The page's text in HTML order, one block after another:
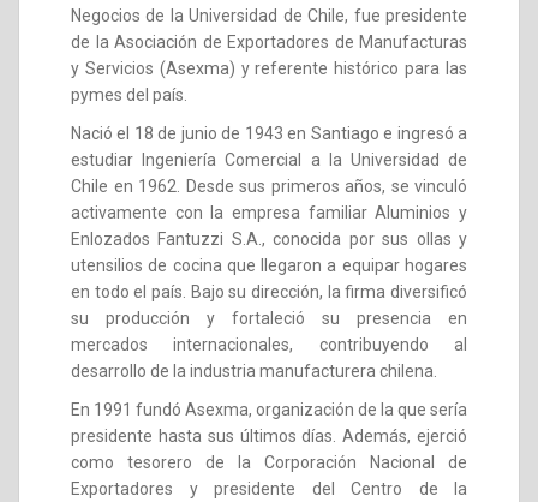
Negocios de la Universidad de Chile, fue presidente
de la Asociación de Exportadores de Manufacturas
y Servicios (Asexma) y referente histórico para las
pymes del país.
Nació el 18 de junio de 1943 en Santiago e ingresó a
estudiar Ingeniería Comercial a la Universidad de
Chile en 1962. Desde sus primeros años, se vinculó
activamente con la empresa familiar Aluminios y
Enlozados Fantuzzi S.A., conocida por sus ollas y
utensilios de cocina que llegaron a equipar hogares
en todo el país. Bajo su dirección, la firma diversificó
su producción y fortaleció su presencia en
mercados internacionales, contribuyendo al
desarrollo de la industria manufacturera chilena.
En 1991 fundó Asexma, organización de la que sería
presidente hasta sus últimos días. Además, ejerció
como tesorero de la Corporación Nacional de
Exportadores y presidente del Centro de la